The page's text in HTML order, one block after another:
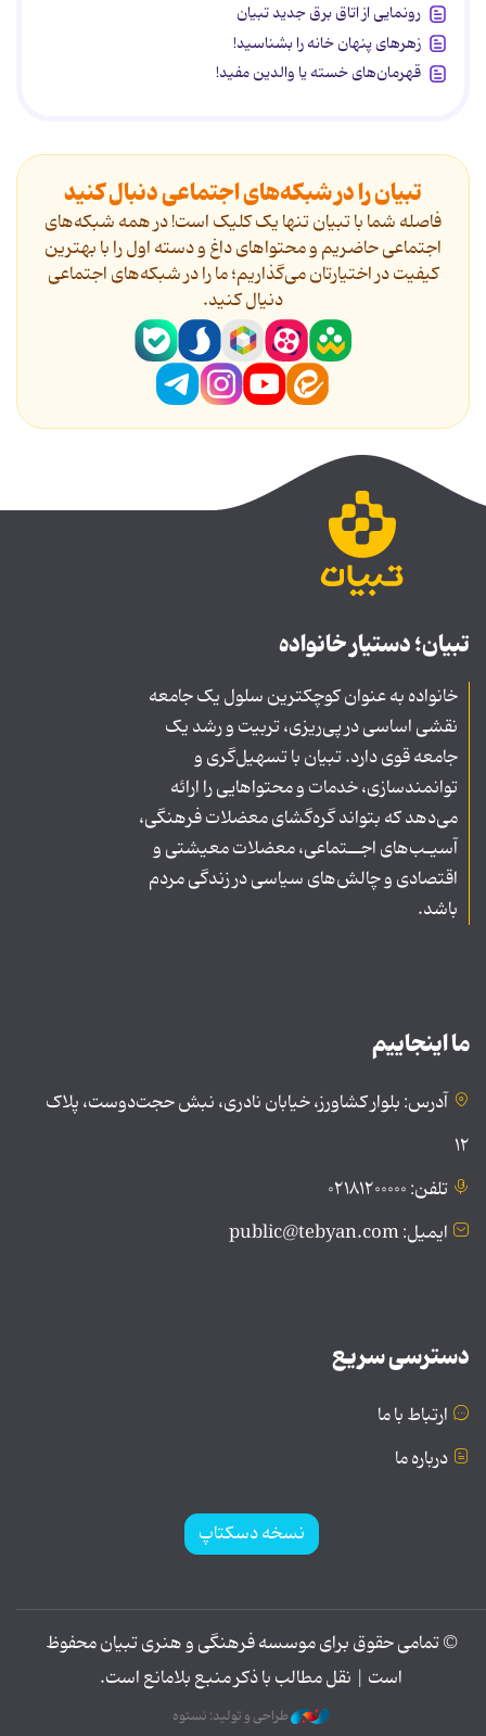
رونمایی از اتاق برق جدید تبیان
زهرهای پنهان خانه را بشناسید!
قهرمان‌های خسته یا والدین مفید!
تبیان را در شبکه‌های اجتماعی دنبال کنید
فاصله شما با تبیان تنها یک کلیک است! در همه شبکه‌های
اجتماعی حاضریم و محتواهای داغ و دسته اول را با بهترین
کیفیت در اختیارتان می‌گذاریم؛ ما را در شبکه‌های اجتماعی
دنیال کنید.
تبیان؛ دستیار خانواده
خانواده به عنوان کوچکترین سلول یک جامعه
نقشی اساسی در پی‌ریزی، تربیت و رشد یک
جامعه قوی دارد. تبیان با تسهیل‌گری و
توانمندسازی، خدمات و محتواهایی را ارائه
می‌دهد که بتواند گره‌گشای معضلات فرهنگی،
آسیـب‌های اجــتماعی، معضلات معیشتی و
اقتصادی و چالش‌های سیاسی در زندگی مردم
باشد.
ما اینجاییم
آدرس: بلوار کشاورز، خیابان نادری، نبش حجت‌دوست، پلاک
۱۲
تلفن: ۰۲۱۸۱۲۰۰۰۰۰
ایمیل: public@tebyan.com
دسترسی سریع
ارتباط با ما
درباره ما
نسخه دسکتاپ
© تمامی حقوق برای موسسه فرهنگی و هنری تبیان محفوظ
است | نقل مطالب با ذکر منبع بلامانع است.
طراحی و تولید: نستوه